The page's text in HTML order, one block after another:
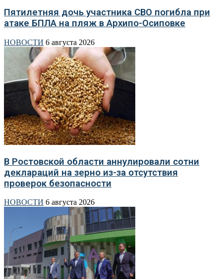
Пятилетняя дочь участника СВО погибла при
атаке БПЛА на пляж в Архипо-Осиповке
НОВОСТИ 6 августа 2026
В Ростовской области аннулировали сотни
деклараций на зерно из-за отсутствия
проверок безопасности
НОВОСТИ 6 августа 2026